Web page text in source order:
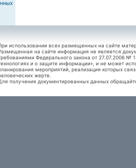
использовании всех размещенных на сайте
на сайте информация не является
Федерального закона от 27.07.2006
и о защите информации», и не может
мероприятий, реализация которых
жертв.
получения документированных данных